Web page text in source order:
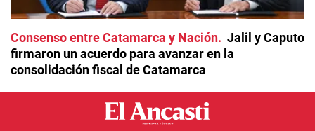
Consenso entre Catamarca y Nación
Jalil y Caputo
firmaron un acuerdo para avanzar en la
consolidación fiscal de Catamarca